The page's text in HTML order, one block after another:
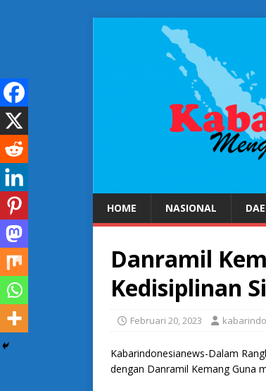
HOME NASIONAL
Danramil
Kedisiplinan
Februari 20, 2023
Kabarindonesianews-Dalam
dengan Danramil Kemang Guna